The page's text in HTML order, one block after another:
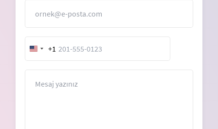
United
States
+1